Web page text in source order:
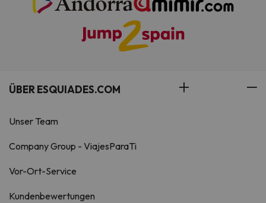
ÜBER ESQUIADES.COM
Unser Team
Company Group - ViajesParaTi
Vor-Ort-Service
Kundenbewertungen